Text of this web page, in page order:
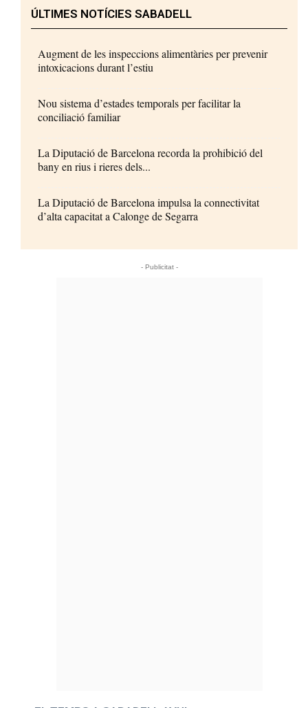
ÚLTIMES NOTÍCIES SABADELL
Augment de les inspeccions alimentàries per prevenir
intoxicacions durant l’estiu
Nou sistema d’estades temporals per facilitar la
conciliació familiar
La Diputació de Barcelona recorda la prohibició del
bany en rius i rieres dels...
La Diputació de Barcelona impulsa la connectivitat
d’alta capacitat a Calonge de Segarra
- Publicitat -